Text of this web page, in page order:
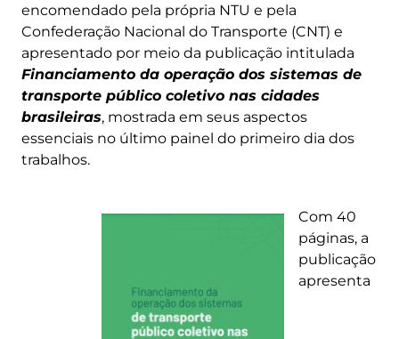
encomendado pela própria NTU e pela
Confederação Nacional do Transporte (CNT) e
apresentado por meio da publicação intitulada
Financiamento da operação dos sistemas de
transporte público coletivo nas cidades
brasileiras, mostrada em seus aspectos
essenciais no último painel do primeiro dia dos
trabalhos.
Com 40
páginas, a
publicação
apresenta